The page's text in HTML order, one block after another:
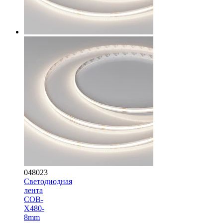
048023
Светодиодная
лента
COB-
X480-
8mm